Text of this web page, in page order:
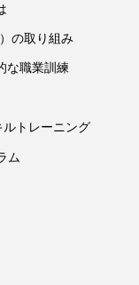
の取り組み
な職業訓練
トレーニング
ム